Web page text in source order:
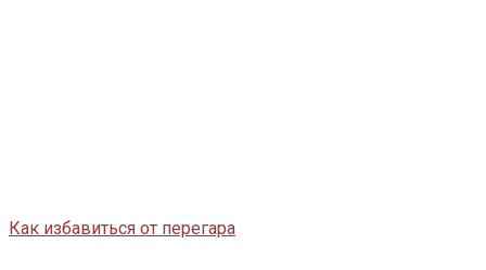
Как избавиться от перегара